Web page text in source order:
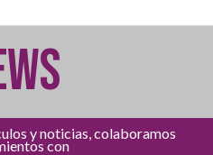
y noticias, colaboramos
con